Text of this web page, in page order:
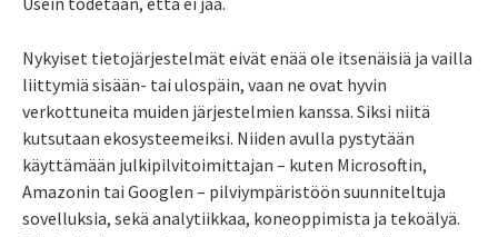
Nykyiset tietojärjestelmät eivät enää ole itsenäisiä ja vailla
liittymiä sisään- tai ulospäin, vaan ne ovat hyvin
verkottuneita muiden järjestelmien kanssa. Siksi niitä
kutsutaan ekosysteemeiksi. Niiden avulla pystytään
käyttämään julkipilvitoimittajan – kuten Microsoftin,
Amazonin tai Googlen – pilviympäristöön suunniteltuja
sovelluksia, sekä analytiikkaa, koneoppimista ja tekoälyä.